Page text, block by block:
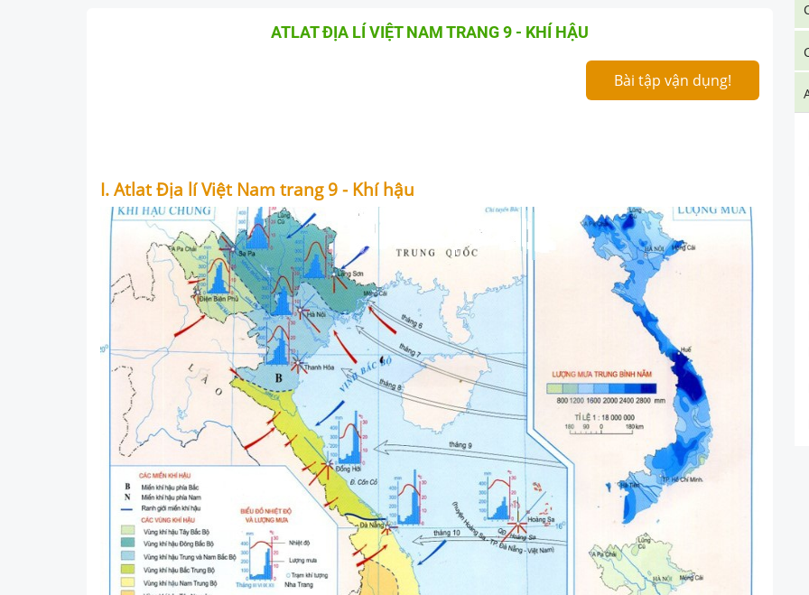
ATLAT ĐỊA LÍ VIỆT NAM TRANG 9 - KHÍ HẬU
Bài tập vận dụng!
I. Atlat Địa lí Việt Nam trang 9 - Khí hậu